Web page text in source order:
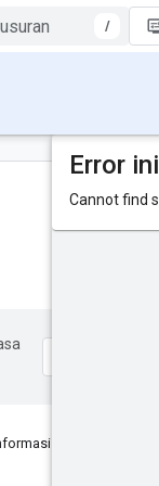
/
ini membantu?